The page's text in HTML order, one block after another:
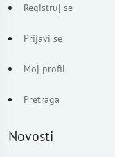
Registruj se
Prijavi se
Moj profil
Pretraga
Novosti